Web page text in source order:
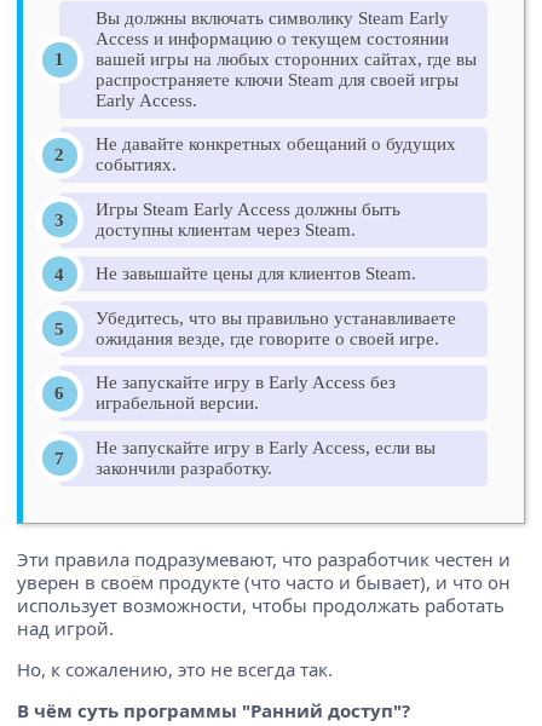
Вы должны включать символику Steam Early
Access и информацию о текущем состоянии
вашей игры на любых сторонних сайтах, где вы
распространяете ключи Steam для своей игры
Early Access.
Не давайте конкретных обещаний о будущих
событиях.
Игры Steam Early Access должны быть
доступны клиентам через Steam.
Не завышайте цены для клиентов Steam.
Убедитесь, что вы правильно устанавливаете
ожидания везде, где говорите о своей игре.
Не запускайте игру в Early Access без
играбельной версии.
Не запускайте игру в Early Access, если вы
закончили разработку.
Эти правила подразумевают, что разработчик честен и
уверен в своём продукте (что часто и бывает), и что он
использует возможности, чтобы продолжать работать
над игрой.
Но, к сожалению, это не всегда так.
В чём суть программы "Ранний доступ"?